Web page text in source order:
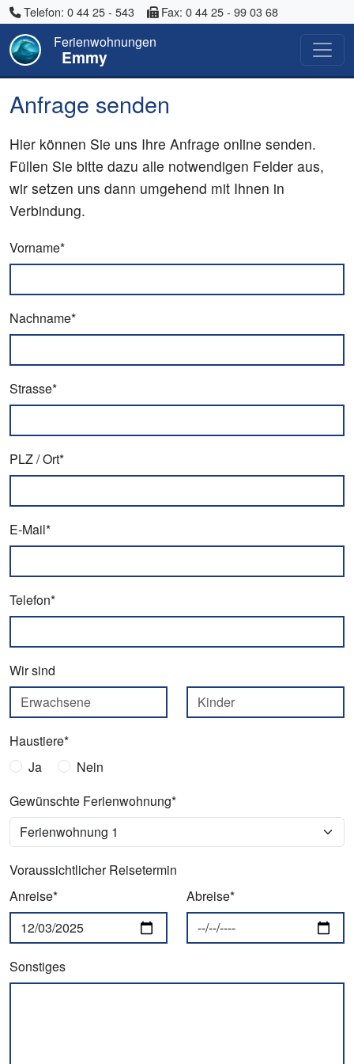
Telefon: 0 44 25 - 543 Fax: 0 44 25 - 99 03 68
Ferienwohnungen
Emmy
Anfrage senden
Hier können Sie uns Ihre Anfrage online senden.
Füllen Sie bitte dazu alle notwendigen Felder aus,
wir setzen uns dann umgehend mit Ihnen in
Verbindung.
Vorname*
Nachname*
Strasse*
PLZ / Ort*
E-Mail*
Telefon*
Wir sind
Haustiere*
Ja
Nein
Gewünschte Ferienwohnung*
Voraussichtlicher Reisetermin
Anreise*
Abreise*
Sonstiges